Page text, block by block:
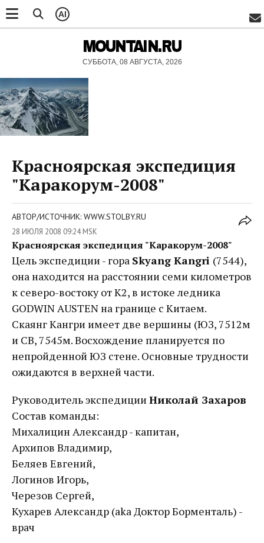
AI
MOUNTAIN.RU
СУББОТА, 08 АВГУСТА, 2026
Красноярская экспедиция
"Каракорум-2008"
АВТОР/ИСТОЧНИК: WWW.STOLBY.RU
28 ИЮЛЯ 2008 09:24 MSK
Красноярская экспедиция "Каракорум-2008"
Цель экспедиции - гора Skyang Kangri (7544),
она находится на расстоянии семи километров
к северо-востоку от К2, в истоке ледника
GODWIN AUSTEN на границе с Китаем.
Скаянг Кангри имеет две вершины (ЮЗ, 7512м
и СВ, 7545м. Восхождение планируется по
непройденной ЮЗ стене. Основные трудности
ожидаются в верхней части.
Руководитель экспедиции Николай Захаров
Состав команды:
Михалицин Александр - капитан,
Архипов Владимир,
Беляев Евгений,
Логинов Игорь,
Черезов Сергей,
Кухарев Александр (aka Доктор Борменталь) -
врач